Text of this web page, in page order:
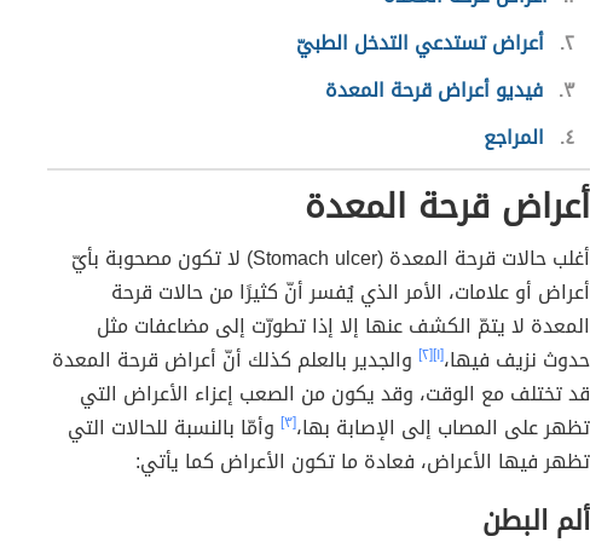
٢ أعراض تستدعي التدخل الطبيّ
٣ فيديو أعراض قرحة المعدة
٤ المراجع
أعراض قرحة المعدة
أغلب حالات قرحة المعدة (Stomach ulcer) لا تكون مصحوبة بأيّ
أعراض أو علامات، الأمر الذي يُفسر أنّ كثيرًا من حالات قرحة
المعدة لا يتمّ الكشف عنها إلا إذا تطورّت إلى مضاعفات مثل
حدوث نزيف فيها،[١] [٢]
والجدير بالعلم كذلك أنّ أعراض قرحة المعدة
قد تختلف مع الوقت، وقد يكون من الصعب إعزاء الأعراض التي
تظهر على المصاب إلى الإصابة بها،[٣]
وأمّا بالنسبة للحالات التي
تظهر فيها الأعراض، فعادة ما تكون الأعراض كما يأتي:
ألم البطن